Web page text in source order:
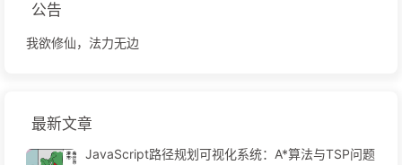
公告
我欲修仙，法力无边
最新文章
JavaScript路径规划可视化系统：A*算法与TSP问题